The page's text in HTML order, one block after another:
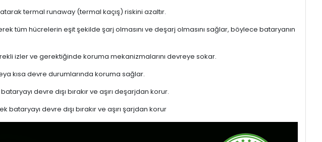
termal runaway (termal kaçış) riskini azaltır.
tüm hücrelerin eşit şekilde şarj olmasını ve deşarj olmasını sağlar, böylece bataryanın
izler ve gerektiğinde koruma mekanizmalarını devreye sokar.
kısa devre durumlarında koruma sağlar.
devre dışı bırakır ve aşırı deşarjdan korur.
devre dışı bırakır ve aşırı şarjdan korur